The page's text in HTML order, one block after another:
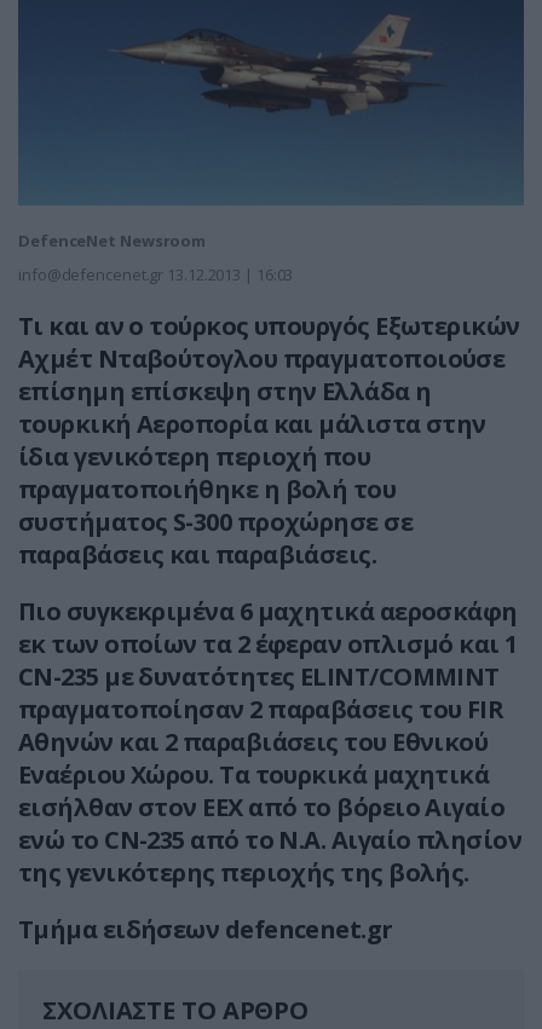
DefenceNet Newsroom
info@defencenet.gr 13.12.2013 | 16:03
Τι και αν ο τούρκος υπουργός Εξωτερικών
Αχμέτ Νταβούτογλου πραγματοποιούσε
επίσημη επίσκεψη στην Ελλάδα η
τουρκική Αεροπορία και μάλιστα στην
ίδια γενικότερη περιοχή που
πραγματοποιήθηκε η βολή του
συστήματος S-300 προχώρησε σε
παραβάσεις και παραβιάσεις.
Πιο συγκεκριμένα 6 μαχητικά αεροσκάφη
εκ των οποίων τα 2 έφεραν οπλισμό και 1
CN-235 με δυνατότητες ELINT/COMMINT
πραγματοποίησαν 2 παραβάσεις του FIR
Αθηνών και 2 παραβιάσεις του Εθνικού
Εναέριου Χώρου. Τα τουρκικά μαχητικά
εισήλθαν στον ΕΕΧ από το βόρειο Αιγαίο
ενώ το CN-235 από το Ν.Α. Αιγαίο πλησίον
της γενικότερης περιοχής της βολής.
Τμήμα ειδήσεων defencenet.gr
ΣΧΟΛΙΑΣΤΕ ΤΟ ΑΡΘΡΟ